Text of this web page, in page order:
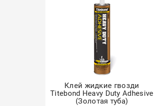
Клей жидкие гвозди
Titebond Heavy Duty Adhesive
(Золотая туба)